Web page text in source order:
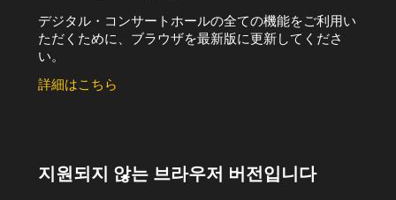
デジタル・コンサートホールの全ての機能をご利用い
ただくために、ブラウザを最新版に更新してくださ
い。
詳細はこちら
지원되지 않는 브라우저 버전입니다